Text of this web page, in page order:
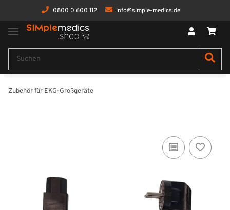
0800 0 600 112 info@simple-medics.de
Zubehör für EKG-Großgeräte